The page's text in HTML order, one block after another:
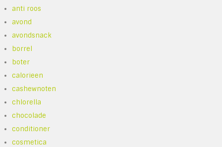
anti roos
avond
avondsnack
borrel
boter
calorieen
cashewnoten
chlorella
chocolade
conditioner
cosmetica